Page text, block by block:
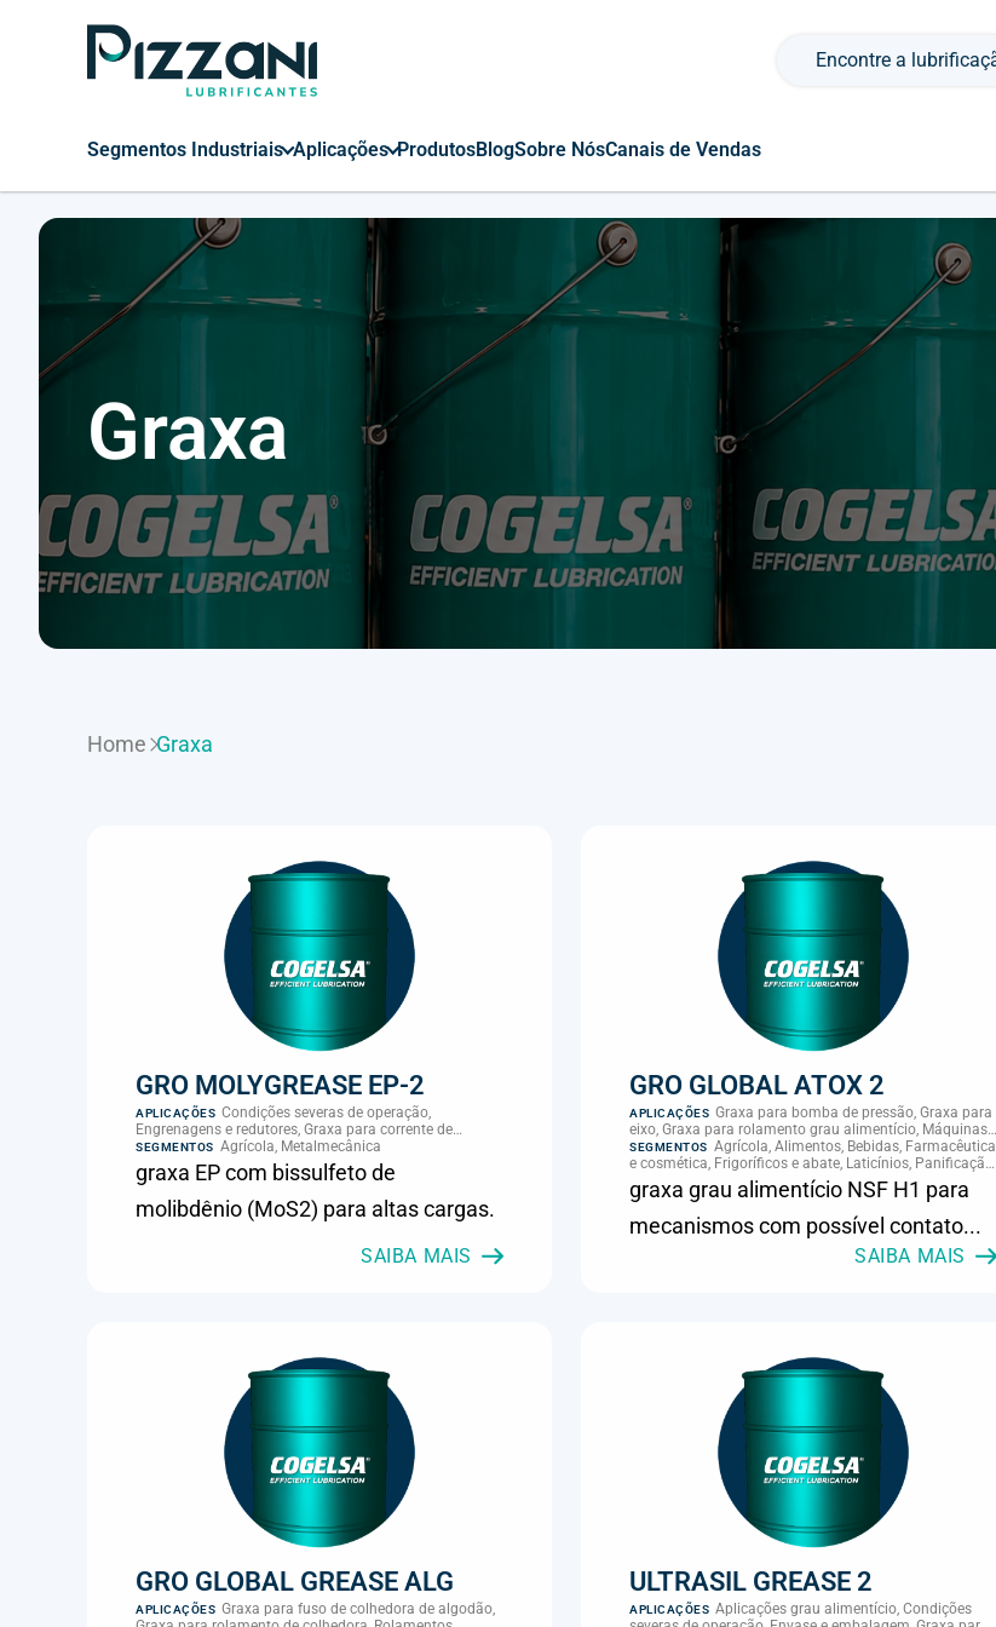
Segmentos Industriais Aplicações ProdutosBlogSobre NósCanais de Vendas
Graxa
Home Graxa
GRO MOLYGREASE EP-2
APLICAÇÕES Condições severas de operação,
Engrenagens e redutores, Graxa para corrente de
transmissão, Graxa para engrenagem, Graxa para pino
sob alta carga
SEGMENTOS Agrícola, Metalmecânica
graxa EP com bissulfeto de
molibdênio (MoS2) para altas cargas.
SAIBA MAIS
GRO GLOBAL ATOX 2
APLICAÇÕES Graxa para bomba de pressão, Graxa para
eixo, Graxa para rolamento grau alimentício, Máquinas
e equipamentos gerais, Rolamentos, mancais e guias
SEGMENTOS Agrícola, Alimentos, Bebidas, Farmacêutica
e cosmética, Frigoríficos e abate, Laticínios, Panificação,
Supermercados e refrigeração comercial
graxa grau alimentício NSF H1 para
mecanismos com possível contato...
SAIBA MAIS
GRO GLOBAL GREASE ALG
APLICAÇÕES Graxa para fuso de colhedora de algodão,
ULTRASIL GREASE 2
APLICAÇÕES Aplicações grau alimentício, Condições